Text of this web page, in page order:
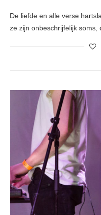
De liefde en alle verse
ze zijn onbeschrijfelijk soms,